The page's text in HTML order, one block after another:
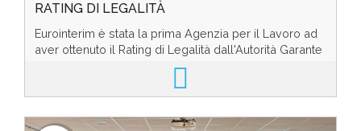
RATING DI LEGALITÀ
Eurointerim è stata la prima Agenzia per il Lavoro ad
aver ottenuto il Rating di Legalità dall'Autorità Garante
della Concorrenza e del Mercato, che h...